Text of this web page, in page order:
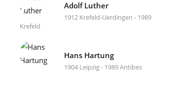
Adolf Luther
1912 Krefeld-Uerdingen - 1989
Krefeld
Hans Hartung
1904 Leipzig - 1989 Antibes